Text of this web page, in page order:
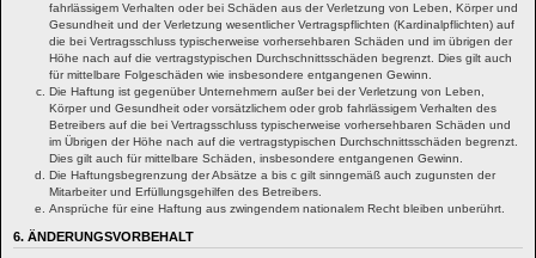
fahrlässigem Verhalten oder bei Schäden aus der Verletzung von Leben, Körper und
Gesundheit und der Verletzung wesentlicher Vertragspflichten (Kardinalpflichten) auf
die bei Vertragsschluss typischerweise vorhersehbaren Schäden und im übrigen der
Höhe nach auf die vertragstypischen Durchschnittsschäden begrenzt. Dies gilt auch
für mittelbare Folgeschäden wie insbesondere entgangenen Gewinn.
Die Haftung ist gegenüber Unternehmern außer bei der Verletzung von Leben,
Körper und Gesundheit oder vorsätzlichem oder grob fahrlässigem Verhalten des
Betreibers auf die bei Vertragsschluss typischerweise vorhersehbaren Schäden und
im Übrigen der Höhe nach auf die vertragstypischen Durchschnittsschäden begrenzt.
Dies gilt auch für mittelbare Schäden, insbesondere entgangenen Gewinn.
Die Haftungsbegrenzung der Absätze a bis c gilt sinngemäß auch zugunsten der
Mitarbeiter und Erfüllungsgehilfen des Betreibers.
Ansprüche für eine Haftung aus zwingendem nationalem Recht bleiben unberührt.
6. ÄNDERUNGSVORBEHALT